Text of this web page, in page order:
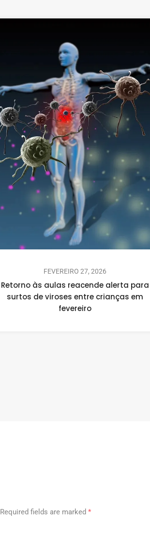
FEVEREIRO 27, 2026
Retorno às aulas reacende alerta para
surtos de viroses entre crianças em
fevereiro
Required fields are marked*